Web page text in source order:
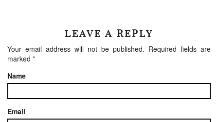
LEAVE A REPLY
Your email address will not be published. Required fields are
marked *
Name
Email